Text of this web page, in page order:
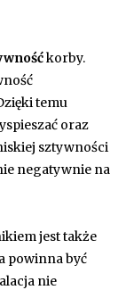
korby.
temu
oraz
sztywności
negatywnie na
jest także
powinna być
nie